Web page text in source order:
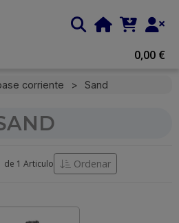
0,00 €
corriente > Sand
de 1 Articulo Ordenar